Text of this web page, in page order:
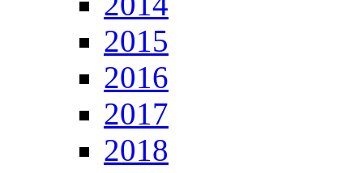
2015
2016
2017
2018